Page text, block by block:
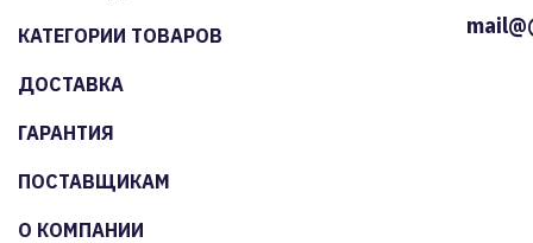
КАТЕГОРИИ ТОВАРОВ
ДОСТАВКА
ГАРАНТИЯ
ПОСТАВЩИКАМ
О КОМПАНИИ